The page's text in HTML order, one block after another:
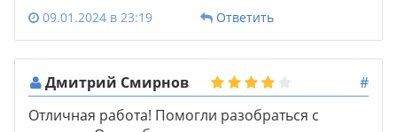
09.01.2024 в 23:19 Ответить
Дмитрий Смирнов
#
Отличная работа! Помогли разобраться с